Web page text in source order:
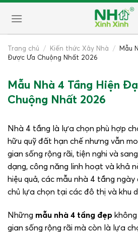
Trang chủ / Kiến thức Xây Nhà /
Mẫu
Được Ưa Chuộng Nhất 2026
Mẫu Nhà 4 Tầng Hiện
Chuộng Nhất 2026
Nhà 4 tầng là lựa chọn phù hợp
hữu quỹ đất hạn chế nhưng vẫn
gian sống rộng rãi, tiện nghi và
dạng, công năng linh hoạt và khả
hiệu quả, các mẫu nhà 4 tầng
chủ lựa chọn tại các đô thị và khu
Những mẫu nhà 4 tầng đẹp
gian sống rộng rãi mà còn là lựa